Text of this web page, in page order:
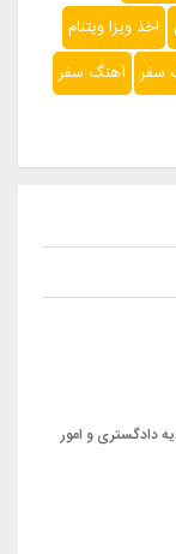
اخذ ویزا ویتنام
سفر آهنگ سفر
دادگستری و امور